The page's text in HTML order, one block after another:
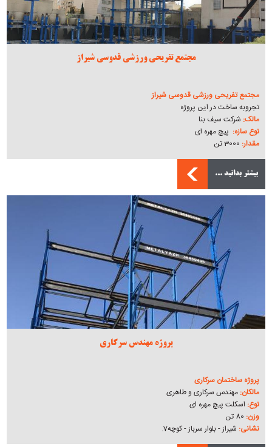
مجتمع تفریحی ورزشی قدوسی شیراز
مجتمع تفریحی ورزشی قدوسی شیراز
تجروبه ساخت در این پروژه
مالک: شرکت سیف بنا
نوع سازه: پیچ مهره ای
مقدار:
نشانی:شیراز - خیابان قدوسی غربی.
بیشتر بدانید ...
پروژه مهندس سرکاری
پروژه ساختمان سرکاری
مالکان:مهندس سرکاری و طاهری
نوع: اسکلت پیچ مهره ای
وزن: 80 تن
نشانی: شیراز - بلوار سرباز - کوچه7.